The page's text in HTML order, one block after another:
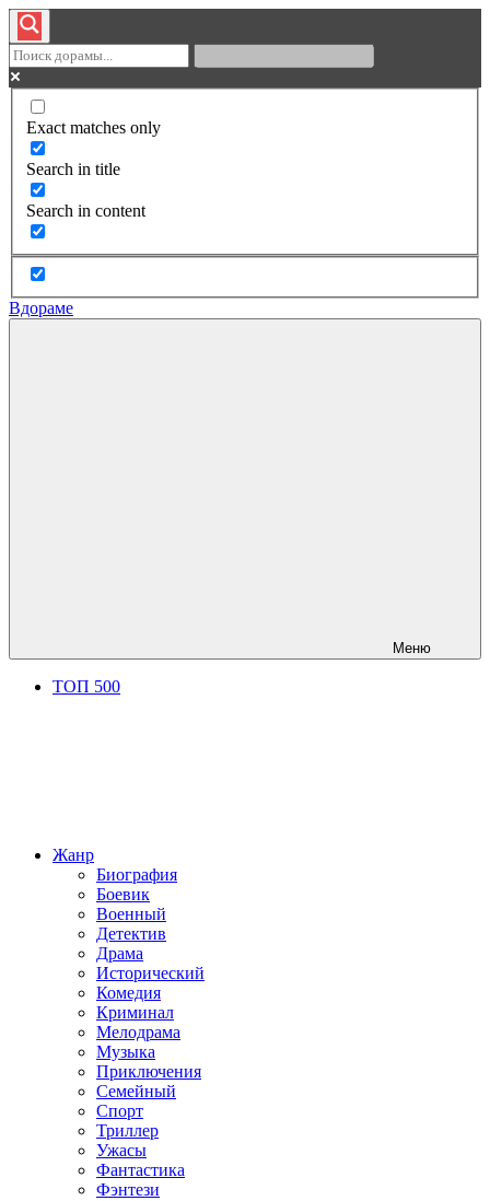
Exact matches only
Search in title
Search in content
Вдораме
Меню
ТОП 500
Жанр
Биография
Боевик
Военный
Детектив
Драма
Исторический
Комедия
Криминал
Мелодрама
Музыка
Приключения
Семейный
Спорт
Триллер
Ужасы
Фантастика
Фэнтези